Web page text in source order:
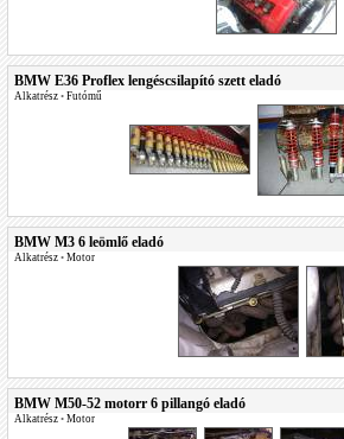
BMW E36 Proflex lengéscsilapító szett eladó
Alkatrész • Futómű
BMW M3 6 leömlő eladó
Alkatrész • Motor
BMW M50-52 motorr 6 pillangó eladó
Alkatrész • Motor